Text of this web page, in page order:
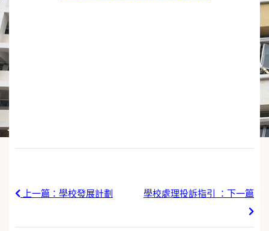
上一篇：學校發展計劃 學校處理投訴指引 ：下一篇